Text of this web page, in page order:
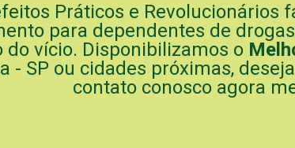
Práticos e Revolucionários
para dependentes de
do vício. Disponibilizamos o
- SP ou cidades próximas, deseja
contato conosco agora